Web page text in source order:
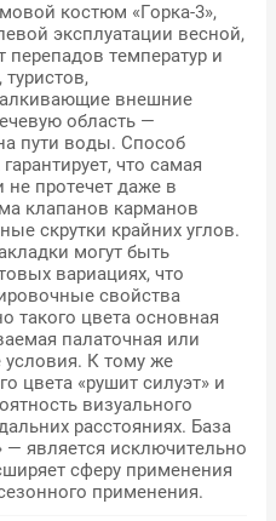
костюм «Горка-3»,
эксплуатации весной,
температур и
внешние
область —
пути воды. Способ
что самая
не протечет даже в
клапанов карманов
скрутки крайних углов.
могут быть
вариациях, что
свойства
такого цвета основная
палаточная или
условия. К тому же
цвета «рушит силуэт» и
визуального
расстояниях. База
— является исключительно
сферу применения
применения.